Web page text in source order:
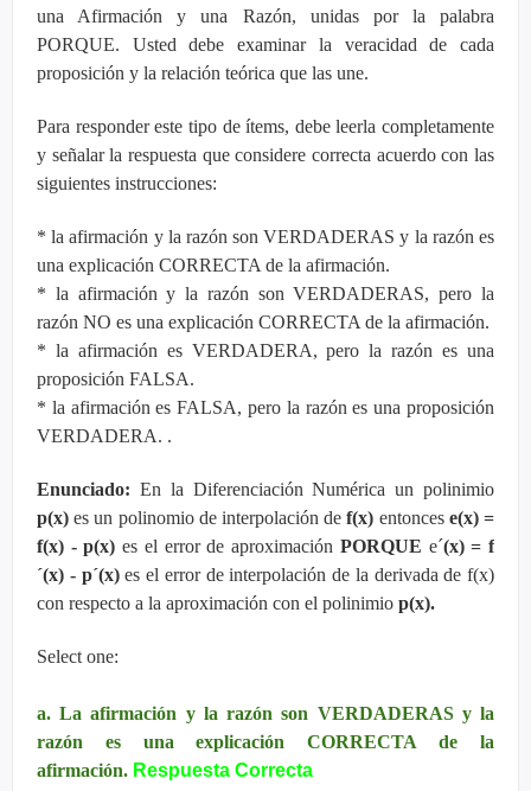
una Afirmación y una Razón, unidas por la palabra
PORQUE. Usted debe examinar la veracidad de cada
proposición y la relación teórica que las une.
Para responder este tipo de ítems, debe leerla completamente
y señalar la respuesta que considere correcta acuerdo con las
siguientes instrucciones:
* la afirmación y la razón son VERDADERAS y la razón es
una explicación CORRECTA de la afirmación.
* la afirmación y la razón son VERDADERAS, pero la
razón NO es una explicación CORRECTA de la afirmación.
* la afirmación es VERDADERA, pero la razón es una
proposición FALSA.
* la afirmación es FALSA, pero la razón es una proposición
VERDADERA. .
Enunciado: En la Diferenciación Numérica un polinimio
p(x) es un polinomio de interpolación de f(x) entonces e(x) =
f(x) - p(x) es el error de aproximación PORQUE e´(x) = f
´(x) - p´(x)es el error de interpolación de la derivada de f(x)
con respecto a la aproximación con el polinimio p(x).
Select one:
a. La afirmación y la razón son VERDADERAS y la
razón es una explicación CORRECTA de la
afirmación. Respuesta Correcta